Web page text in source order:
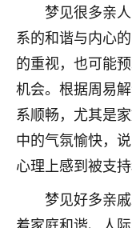
梦见很多亲
系的和谐与内心
的重视，也可能
机会。根据周易
系顺畅，尤其是
中的气氛愉快，
心理上感到被支
梦见好多亲
三个，找老师
着我晋升有望
太岁还有一个
后，我以为都
职第一个就
3000，非常
鹿森：恭
12小时前 来自
心心相印